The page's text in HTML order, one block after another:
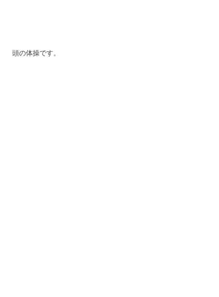
頭の体操です。